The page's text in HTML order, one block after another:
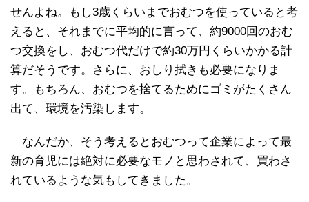
せんよね。もし3歳くらいまでおむつを使っていると考
えると、それまでに平均的に言って、約9000回のおむ
つ交換をし、おむつ代だけで約30万円くらいかかる計
算だそうです。さらに、おしり拭きも必要になりま
す。もちろん、おむつを捨てるためにゴミがたくさん
出て、環境を汚染します。
なんだか、そう考えるとおむつって企業によって最
新の育児には絶対に必要なモノと思わされて、買わさ
れているような気もしてきました。